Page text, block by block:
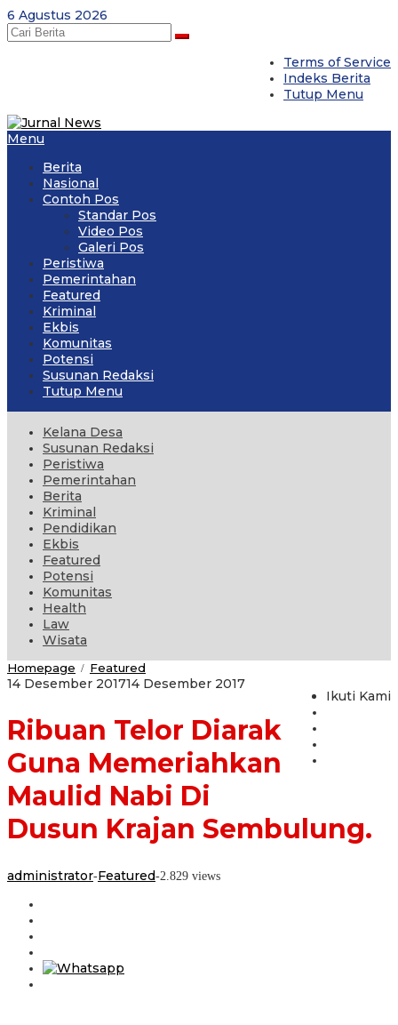
Skip
to
content
6 Agustus 2026
Terms of Service
Indeks Berita
Tutup Menu
Menu
Berita
Nasional
Contoh Pos
Standar Pos
Video Pos
Galeri Pos
Peristiwa
Pemerintahan
Featured
Kriminal
Ekbis
Komunitas
Potensi
Susunan Redaksi
Tutup Menu
Kelana Desa
Susunan Redaksi
Peristiwa
Pemerintahan
Berita
Kriminal
Pendidikan
Ekbis
Featured
Potensi
Komunitas
Health
Law
Wisata
Homepage / Featured
Telor
Memeriahkan
Maulid
Di
Krajan
Sembulung.
Ikuti Kami
14 Desember 201714 Desember 2017oleh
administrator
Ribuan Telor Diarak
Guna Memeriahkan
Maulid Nabi Di
Dusun Krajan Sembulung.
administrator-Featured-2.829 views